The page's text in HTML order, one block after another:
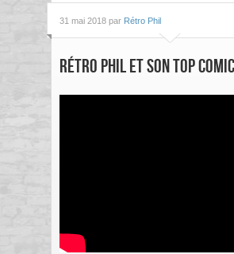
31 mai 2018 par Rétro Phil
Rétro Phil et son Top